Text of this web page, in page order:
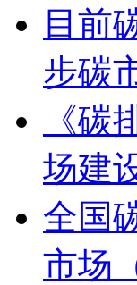
目前
步碳
《
场建
全国
市场